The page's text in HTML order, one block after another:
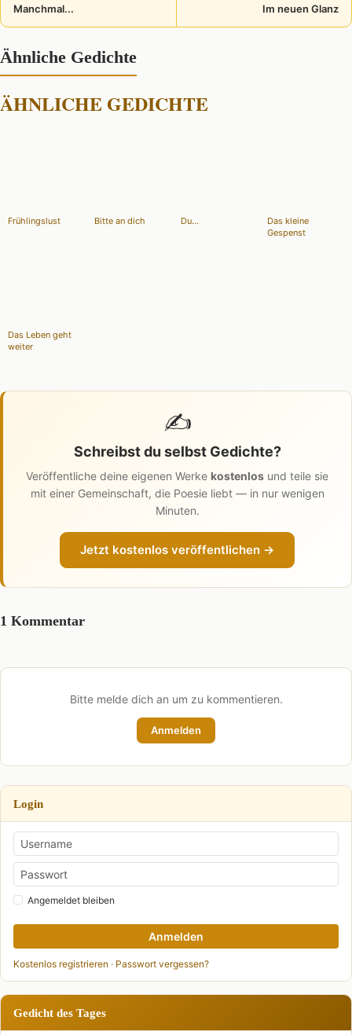
Manchmal... Im neuen Glanz
Ähnliche Gedichte
ÄHNLICHE GEDICHTE
Frühlingslust Bitte an dich Du...
Das kleine
Gespenst
Das Leben geht
weiter
✍️
Schreibst du selbst Gedichte?
Veröffentliche deine eigenen Werke kostenlos und teile sie
mit einer Gemeinschaft, die Poesie liebt — in nur wenigen
Minuten.
Jetzt kostenlos veröffentlichen →
1 Kommentar
Bitte melde dich an um zu kommentieren.
Anmelden
Login
Angemeldet bleiben
Anmelden
Kostenlos registrieren · Passwort vergessen?
Gedicht des Tages